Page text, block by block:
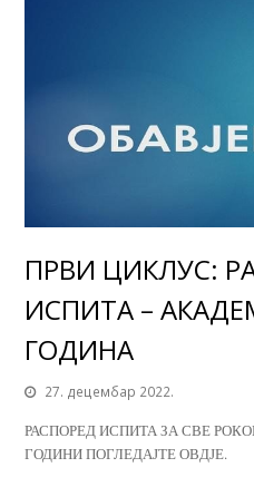
ПРВИ ЦИКЛУС:
ИСПИТА –
ГОДИНА
27. децембар 2022.
РАСПОРЕД ИСПИТА ЗА СВЕ
ГОДИНИ ПОГЛЕДАЈТЕ ОВДЈЕ.